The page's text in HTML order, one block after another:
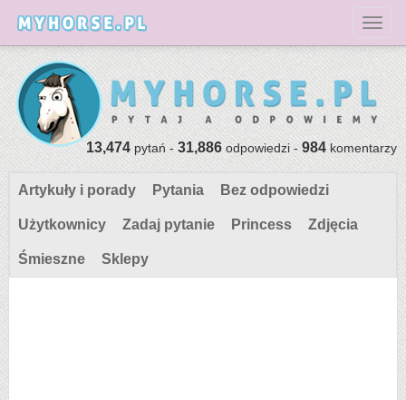
13,474pytań -31,886odpowiedzi -984komentarzy
Artykuły i porady Pytania Bez odpowiedzi
Użytkownicy Zadaj pytanie Princess Zdjęcia
Śmieszne Sklepy